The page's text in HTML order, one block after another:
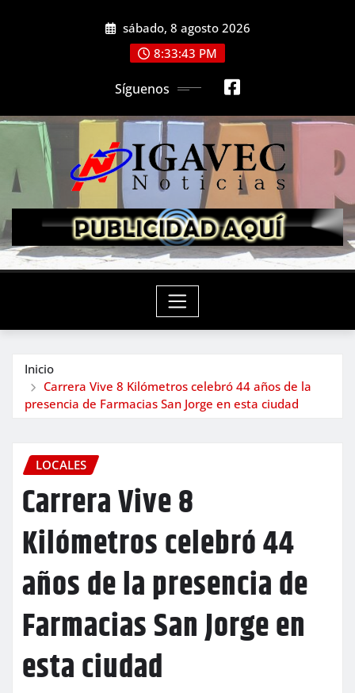
sábado, 8 agosto 2026
8:33:44 PM
Síguenos
Inicio
Carrera Vive 8 Kilómetros celebró 44 años de la
presencia de Farmacias San Jorge en esta ciudad
LOCALES
Carrera Vive 8
Kilómetros celebró 44
años de la presencia de
Farmacias San Jorge en
esta ciudad